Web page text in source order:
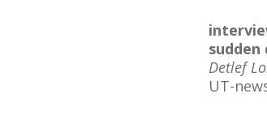
sudden
Detlef
UT-